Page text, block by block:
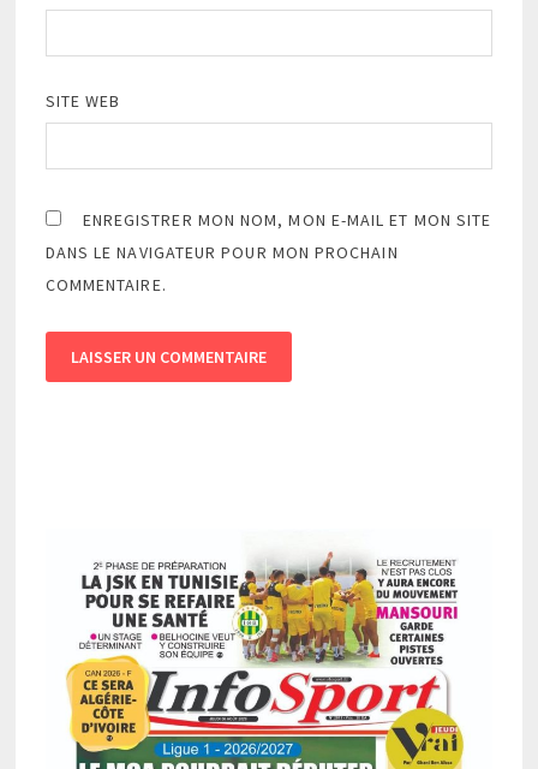
SITE WEB
ENREGISTRER MON NOM, MON E-MAIL ET MON SITE
DANS LE NAVIGATEUR POUR MON PROCHAIN
COMMENTAIRE.